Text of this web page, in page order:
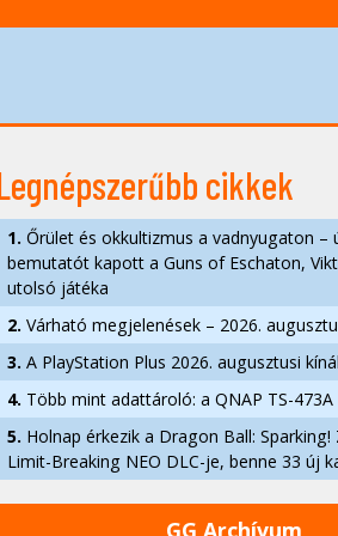
cikkek
1. Őrület és okkultizmus a vadnyugaton –
bemutatót kapott a Guns of Eschaton,
utolsó játéka
2. Várható megjelenések – 2026.
3. A PlayStation Plus 2026. augusztusi
4. Több mint adattároló: a QNAP TS-473A
5. Holnap érkezik a Dragon Ball: Sparking!
Limit-Breaking NEO DLC-je, benne 33 új
GG Archívum